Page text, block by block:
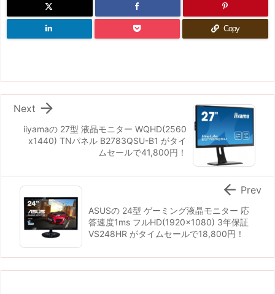
Copy
iiyamaの 27型 液晶モニター WQHD(2560
x1440) TNパネル B2783QSU-B1 がタイ
ムセールで41,800円！

Next
ASUSの 24型 ゲーミング液晶モニター 応
答速度1ms フルHD(1920x1080) 3年保証
VS248HR がタイムセールで18,800円！
 Prev